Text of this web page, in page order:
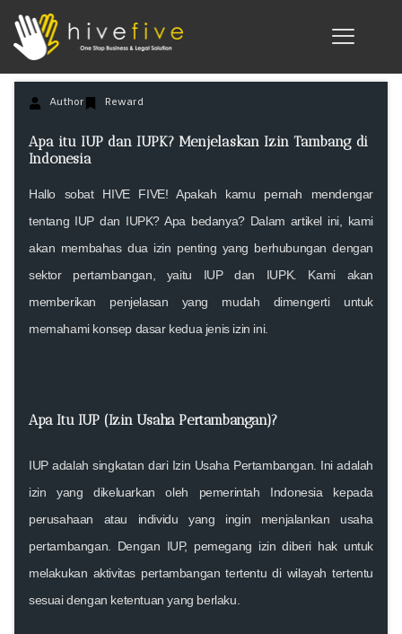
Author Reward
Apa itu IUP dan IUPK? Menjelaskan Izin Tambang di
Indonesia
Hallo sobat HIVE FIVE! Apakah kamu pernah mendengar
tentang IUP dan IUPK? Apa bedanya? Dalam artikel ini, kami
akan membahas dua izin penting yang berhubungan dengan
sektor pertambangan, yaitu IUP dan IUPK. Kami akan
memberikan penjelasan yang mudah dimengerti untuk
memahami konsep dasar kedua jenis izin ini.
Apa Itu IUP (Izin Usaha Pertambangan)?
IUP adalah singkatan dari Izin Usaha Pertambangan. Ini adalah
izin yang dikeluarkan oleh pemerintah Indonesia kepada
perusahaan atau individu yang ingin menjalankan usaha
pertambangan. Dengan IUP, pemegang izin diberi hak untuk
melakukan aktivitas pertambangan tertentu di wilayah tertentu
sesuai dengan ketentuan yang berlaku.